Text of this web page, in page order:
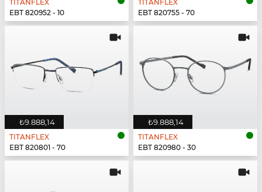
TITANFLEX
EBT 820952 - 10
TITANFLEX
EBT 820755 - 70
₺9.888,14
TITANFLEX
EBT 820801 - 70
₺9.888,14
TITANFLEX
EBT 820980 - 30